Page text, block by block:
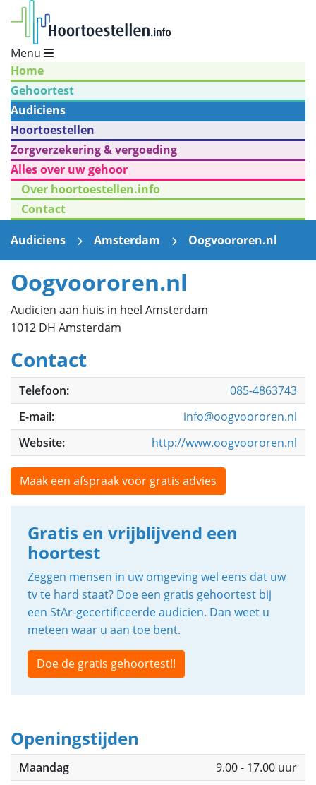
Menu
Home
Gehoortest
Audiciens
Hoortoestellen
Zorgverzekering & vergoeding
Alles over uw gehoor
Over hoortoestellen.info
Contact
Audiciens
Amsterdam Oogvoororen.nl
Oogvoororen.nl
Audicien aan huis in heel Amsterdam
1012 DH Amsterdam
Contact
Telefoon:
085-4863743
E-mail:
info@oogvoororen.nl
Website:
http://www.oogvoororen.nl
Maak een afspraak voor gratis advies
Gratis en vrijblijvend een
hoortest
Zeggen mensen in uw omgeving wel eens dat uw
tv te hard staat? Doe een gratis gehoortest bij
een StAr-gecertificeerde audicien. Dan weet u
meteen waar u aan toe bent.
Doe de gratis gehoortest!!
Openingstijden
Maandag
9.00 - 17.00 uur